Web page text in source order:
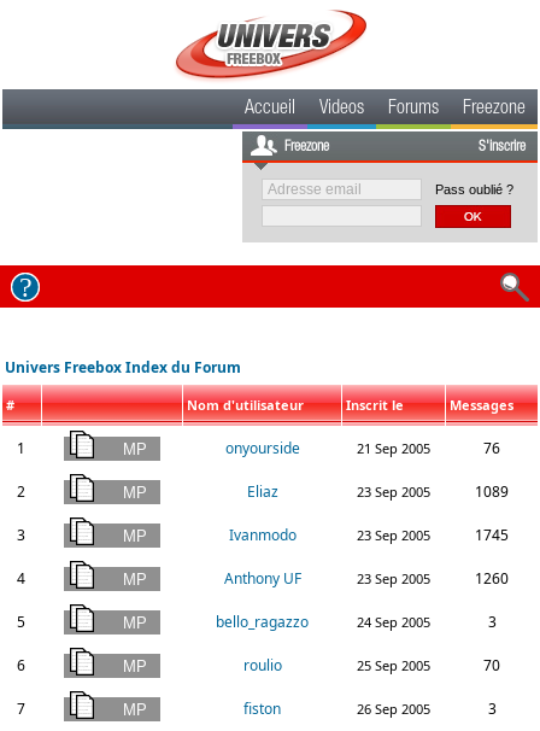
Accueil Videos Forums Freezone
Freezone S'inscrire
Pass oublié ?
Univers Freebox Index du Forum
# Nom d'utilisateur Inscrit le Messages
1 onyourside 21 Sep 2005 76
2 Eliaz 23 Sep 2005 1089
3 Ivanmodo 23 Sep 2005 1745
4 Anthony UF 23 Sep 2005 1260
5 bello_ragazzo 24 Sep 2005 3
6 roulio 25 Sep 2005 70
7 fiston 26 Sep 2005 3